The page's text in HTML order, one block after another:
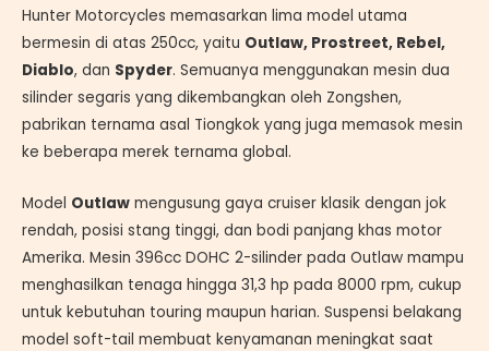
Hunter Motorcycles memasarkan lima model utama
bermesin di atas 250cc, yaitu Outlaw, Prostreet, Rebel,
Diablo, dan Spyder. Semuanya menggunakan mesin dua
silinder segaris yang dikembangkan oleh Zongshen,
pabrikan ternama asal Tiongkok yang juga memasok mesin
ke beberapa merek ternama global.
Model Outlaw mengusung gaya cruiser klasik dengan jok
rendah, posisi stang tinggi, dan bodi panjang khas motor
Amerika. Mesin 396cc DOHC 2-silinder pada Outlaw mampu
menghasilkan tenaga hingga 31,3 hp pada 8000 rpm, cukup
untuk kebutuhan touring maupun harian. Suspensi belakang
model soft-tail membuat kenyamanan meningkat saat